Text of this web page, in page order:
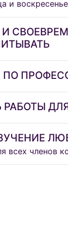
и
ПО
всех членов